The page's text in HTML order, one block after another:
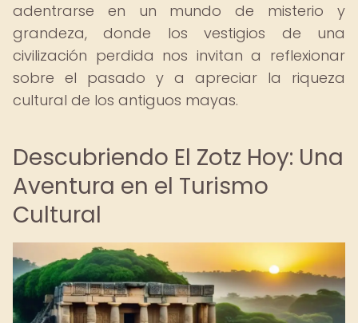
adentrarse en un mundo de misterio y
grandeza, donde los vestigios de una
civilización perdida nos invitan a reflexionar
sobre el pasado y a apreciar la riqueza
cultural de los antiguos mayas.
Descubriendo El Zotz Hoy: Una
Aventura en el Turismo
Cultural